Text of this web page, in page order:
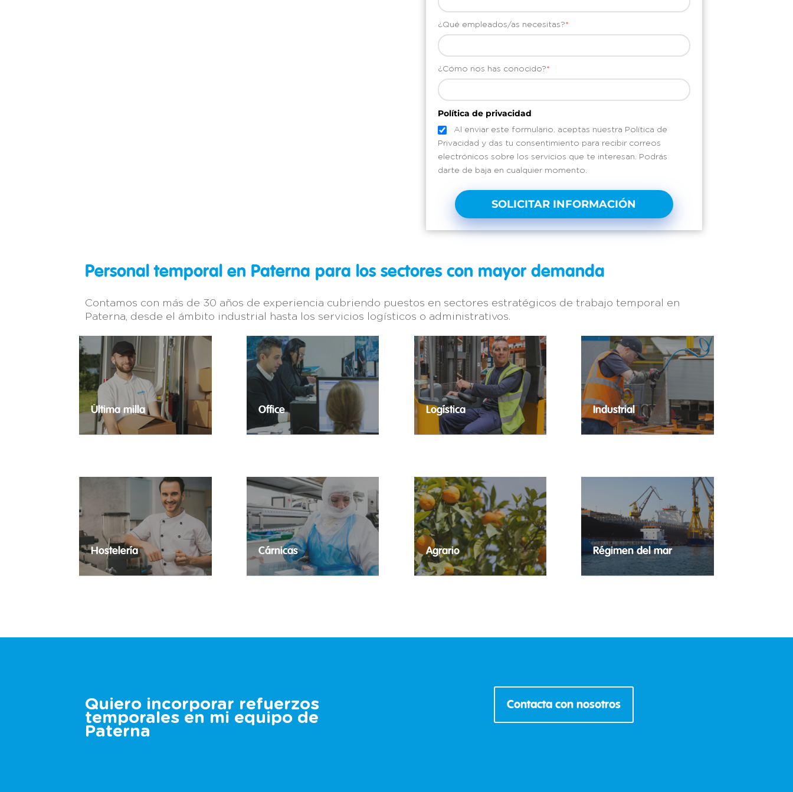
¿Qué empleados/as necesitas?*
¿Cómo nos has conocido?*
Política de privacidad
Al enviar este formulario, aceptas nuestra Política de
Privacidad y das tu consentimiento para recibir correos
electrónicos sobre los servicios que te interesan. Podrás
darte de baja en cualquier momento.
SOLICITAR INFORMACIÓN
Personal temporal en Paterna para los sectores con mayor demanda
Contamos con más de 30 años de experiencia cubriendo puestos en sectores estratégicos de trabajo temporal en
Paterna, desde el ámbito industrial hasta los servicios logísticos o administrativos.
Última milla
El e-commerce ha alcanzado
Office
Contratación ágil para la
Logística
Trabajo temporal para cubrir los
Industrial
Tu industria en las mejores
Hostelería
Las necesidades temporales de
Cárnicas
Contratación temporal de
Agrario
Selección de puestos temporales
Régimen del mar
Trabajo temporal para régimen
Quiero incorporar refuerzos
temporales en mi equipo de
Paterna
Contacta con nosotros